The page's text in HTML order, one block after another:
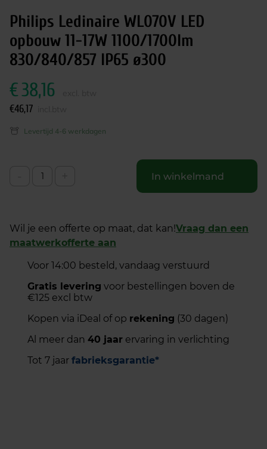
Philips Ledinaire WL070V LED
opbouw 11-17W 1100/1700lm
830/840/857 IP65 ø300
€38,16
€46,17
Levertijd 4-6 werkdagen
In winkelmand
Wil je een offerte op maat, dat kan!Vraag dan een
maatwerkofferte aan
Voor 14:00 besteld, vandaag verstuurd
Gratis levering voor bestellingen boven de
€125 excl btw
Kopen via iDeal of op rekening (30 dagen)
Al meer dan 40 jaar ervaring in verlichting
Tot 7 jaar fabrieksgarantie*